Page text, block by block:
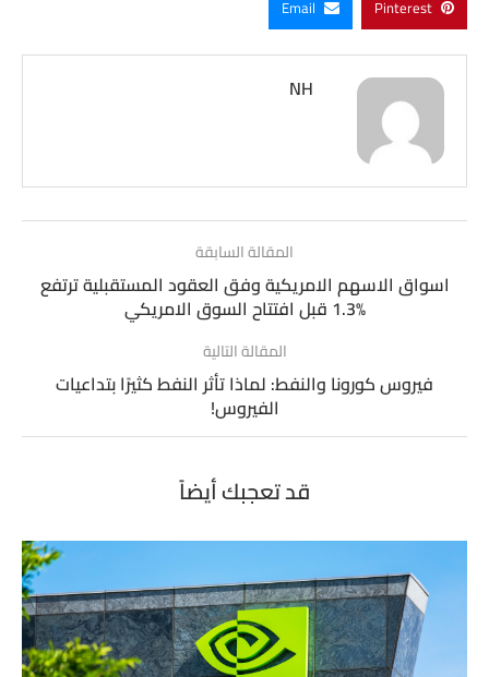
Pinterest
Email
NH
المقالة السابقة
اسواق الاسهم الامريكية وفق العقود المستقبلية ترتفع
1.3‎%‎ قبل افتتاح السوق الامريكي
المقالة التالية
فيروس كورونا والنفط: لماذا تأثر النفط كثيرًا بتداعيات
الفيروس!
قد تعجبك أيضاً